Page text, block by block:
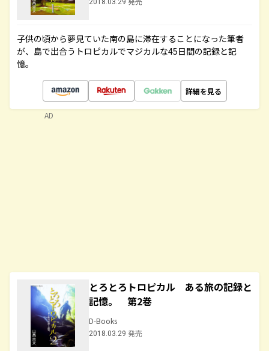
2018.03.29 発売
子供の頃から夢見ていた南の島に滞在することになった筆者
が、島で出合うトロピカルでマジカルな45日間の記録と記
憶。
詳細を見る
とろとろトロピカル ある旅の記録と
記憶。 第2巻
D-Books
2018.03.29 発売
AD